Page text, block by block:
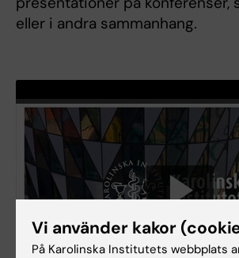
eller i andra sammanhang.
Vi använder kakor
På Karolinska Institutets webbplats